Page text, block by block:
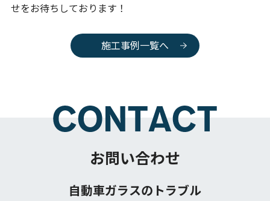
せをお待ちしております！
施工事例一覧へ
お問い合わせ
自動車ガラスのトラブル